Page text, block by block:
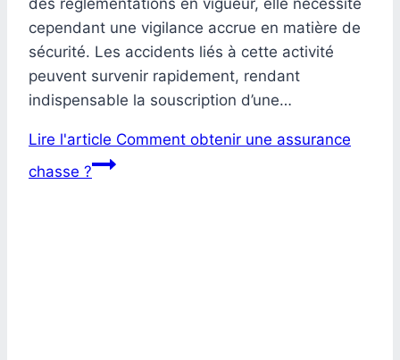
cependant une vigilance accrue en matière de
sécurité. Les accidents liés à cette activité
peuvent survenir rapidement, rendant
indispensable la souscription d’une…
Lire l'article Comment obtenir une assurance
chasse ?